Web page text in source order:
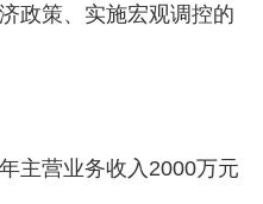
政策、实施宏观调控的
主营业务收入2000万元